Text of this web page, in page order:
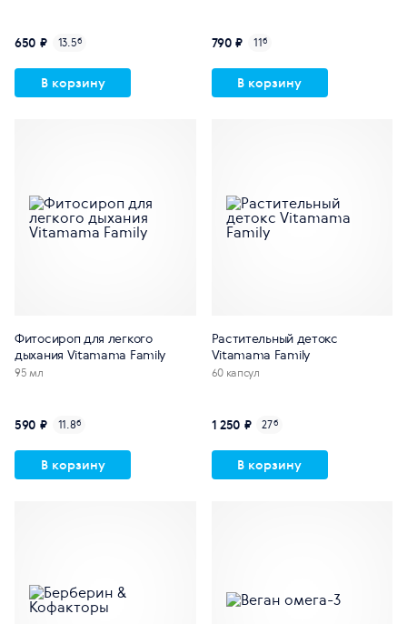
650 ₽ 13.5б
В корзину
790 ₽ 11б
В корзину
Фитосироп для легкого
дыхания Vitamama Family
95 мл
590 ₽ 11.8б
В корзину
Растительный детокс
Vitamama Family
60 капсул
1 250 ₽ 27б
В корзину